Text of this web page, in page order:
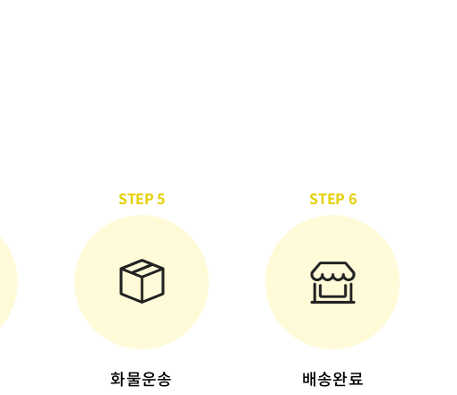
STEP 5
화물운송
STEP 6
배송완료